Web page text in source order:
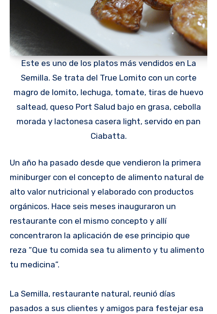
Este es uno de los platos más vendidos en La
Semilla. Se trata del True Lomito con un corte
magro de lomito, lechuga, tomate, tiras de huevo
saltead, queso Port Salud bajo en grasa, cebolla
morada y lactonesa casera light, servido en pan
Ciabatta.
Un año ha pasado desde que vendieron la primera
miniburger con el concepto de alimento natural de
alto valor nutricional y elaborado con productos
orgánicos. Hace seis meses inauguraron un
restaurante con el mismo concepto y allí
concentraron la aplicación de ese principio que
reza “Que tu comida sea tu alimento y tu alimento
tu medicina”.
La Semilla, restaurante natural, reunió días
pasados a sus clientes y amigos para festejar esa